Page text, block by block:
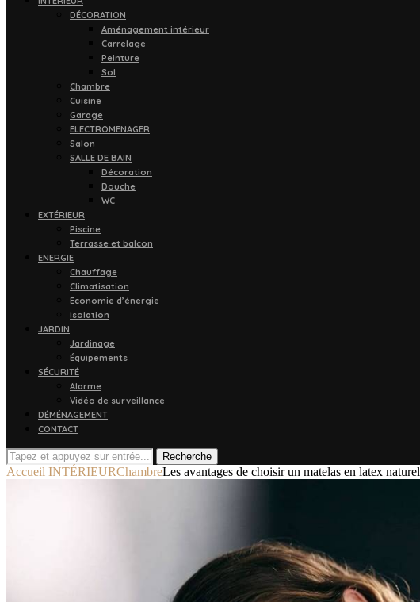
DÉCORATION
Aménagement intérieur
Carrelage
Peinture
Sol
Chambre
Cuisine
Garage
ELECTROMENAGER
Salon
SALLE DE BAIN
Décoration
Douche
WC
EXTÉRIEUR
Piscine
Terrasse et balcon
ENERGIE
Chauffage
Climatisation
Economie d’énergie
Isolation
JARDIN
Jardinage
Équipements
SÉCURITÉ
Alarme
Vidéo de surveillance
DÉMÉNAGEMENT
CONTACT
Recherche
Accueil INTÉRIEURChambreLes avantages de choisir un matelas en latex naturel